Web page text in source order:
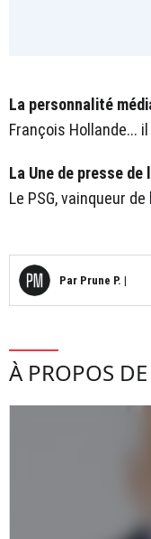
La personnalité
François Hollande...
La Une de presse de
Le PSG, vainqueur
Par Prune P. |
À PROPOS DE